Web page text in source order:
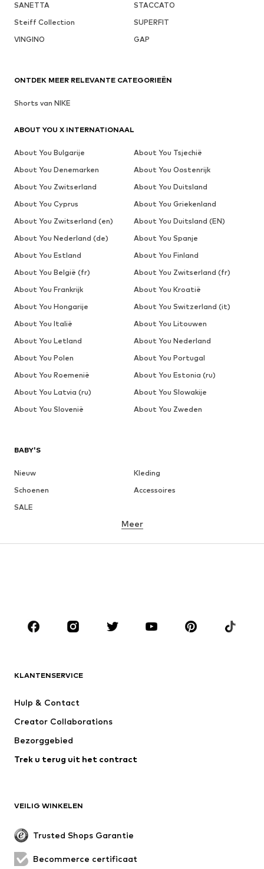
SANETTA
STACCATO
Steiff Collection
SUPERFIT
VINGINO
GAP
BABY'S
Nieuw
Kleding
Schoenen
Accessoires
SALE
MERKEN
NAME IT
WE Fashion
Meer
KLANTENSERVICE
Hulp & Contact
Creator Collaborations
Bezorggebied
Trek u terug uit het contract
VEILIG WINKELEN
Trusted Shops Garantie
Becommerce certificaat
ONTDEK MEER RELEVANTE CATEGORIEËN
Shorts van NIKE
ABOUT YOU X INTERNATIONAAL
About You Bulgarije
About You Tsjechië
About You Denemarken
About You Oostenrijk
About You Zwitserland
About You Duitsland
About You Cyprus
About You Griekenland
About You Zwitserland (en)
About You Duitsland (EN)
About You Nederland (de)
About You Spanje
About You Estland
About You Finland
About You België (fr)
About You Zwitserland (fr)
About You Frankrijk
About You Kroatië
About You Hongarije
About You Switzerland (it)
About You Italië
About You Litouwen
About You Letland
About You Nederland
About You Polen
About You Portugal
About You Roemenië
About You Estonia (ru)
About You Latvia (ru)
About You Slowakije
About You Slovenië
About You Zweden